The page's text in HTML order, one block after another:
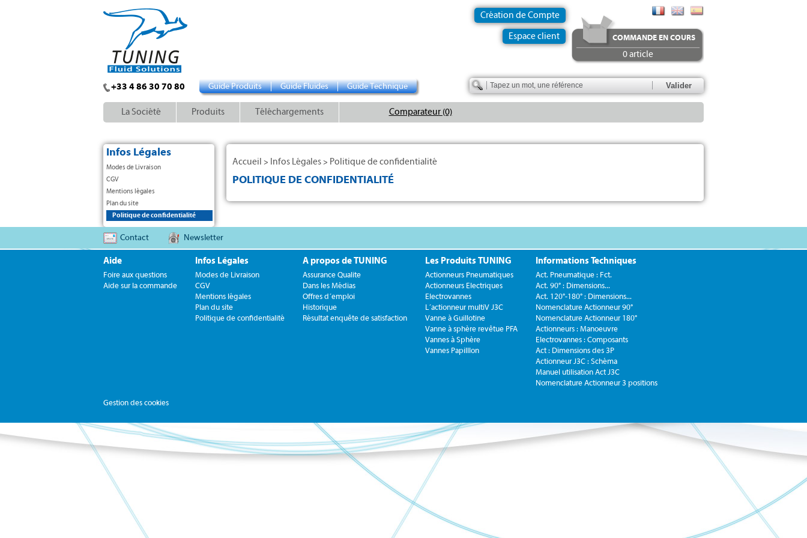
+33 4 86 30 70 80
Création de Compte
Espace client COMMANDE EN COURS
0 article
Guide Produits Guide Fluides Guide Technique
La Société Produits Téléchargements Comparateur (0)
Infos Légales
Modes de Livraison
CGV
Mentions légales
Plan du site
Politique de confidentialité
Accueil > Infos Légales > Politique de confidentialité
POLITIQUE DE CONFIDENTIALITÉ
Contact Newsletter
Aide
Foire aux questions
Aide sur la commande
Infos Légales
Modes de Livraison
CGV
Mentions légales
Plan du site
Politique de confidentialité
A propos de TUNING
Assurance Qualite
Dans les Médias
Offres d´emploi
Historique
Résultat enquête de satisfaction
Les Produits TUNING
Actionneurs Pneumatiques
Actionneurs Electriques
Electrovannes
L´actionneur multiV J3C
Vanne à Guillotine
Vanne à sphère revêtue PFA
Vannes à Sphère
Vannes Papilllon
Informations Techniques
Act. Pneumatique : Fct.
Act. 90° : Dimensions...
Act. 120°-180° : Dimensions...
Nomenclature Actionneur 90°
Nomenclature Actionneur 180°
Actionneurs : Manoeuvre
Electrovannes : Composants
Act : Dimensions des 3P
Actionneur J3C : Schéma
Manuel utilisation Act J3C
Nomenclature Actionneur 3 positions
Gestion des cookies